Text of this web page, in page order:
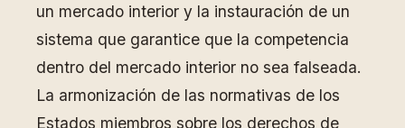
un mercado interior y la instauración de un
sistema que garantice que la competencia
dentro del mercado interior no sea falseada.
La armonización de las normativas de los
Estados miembros sobre los derechos de